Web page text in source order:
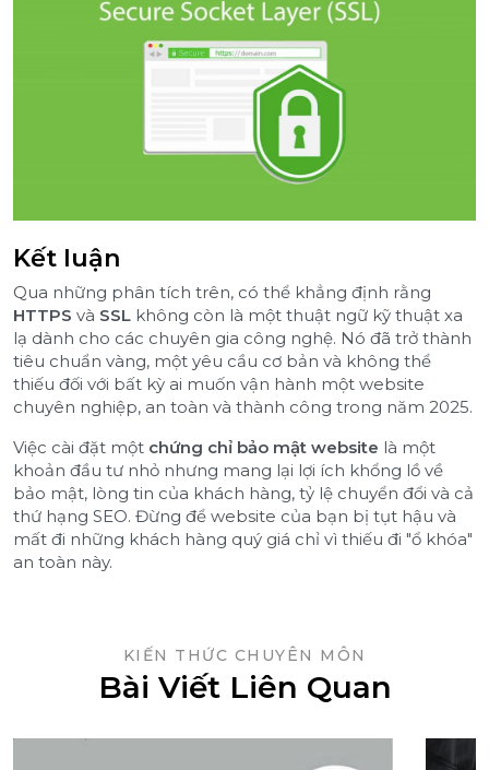
Kết luận
Qua những phân tích trên, có thể khẳng định rằng
HTTPS và SSL không còn là một thuật ngữ kỹ thuật xa
lạ dành cho các chuyên gia công nghệ. Nó đã trở thành
tiêu chuẩn vàng, một yêu cầu cơ bản và không thể
thiếu đối với bất kỳ ai muốn vận hành một website
chuyên nghiệp, an toàn và thành công trong năm 2025.
Việc cài đặt một chứng chỉ bảo mật website là một
khoản đầu tư nhỏ nhưng mang lại lợi ích khổng lồ về
bảo mật, lòng tin của khách hàng, tỷ lệ chuyển đổi và cả
thứ hạng SEO. Đừng để website của bạn bị tụt hậu và
mất đi những khách hàng quý giá chỉ vì thiếu đi "ổ khóa"
an toàn này.
KIẾN THỨC CHUYÊN MÔN
Bài Viết Liên Quan